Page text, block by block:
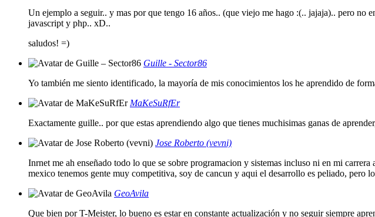
Un ejemplo a seguir.. y mas por que tengo 16 años.. (que viejo me hago :(.. jajaja).. pero no
javascript y php.. xD..
saludos! =)
Guille - Sector86
Yo también me siento identificado, la mayoría de mis conocimientos los he aprendido de
MaKeSuRfEr
Exactamente guille.. por que estas aprendiendo algo que tienes muchisimas ganas de
Jose Roberto (vevni)
Inrnet me ah enseñado todo lo que se sobre programacion y sistemas incluso ni en mi
mexico tenemos gente muy competitiva, soy de cancun y aqui el desarrollo es peliado, pero
GeoAvila
Que bien por T-Meister, lo bueno es estar en constante actualización y no seguir siempre